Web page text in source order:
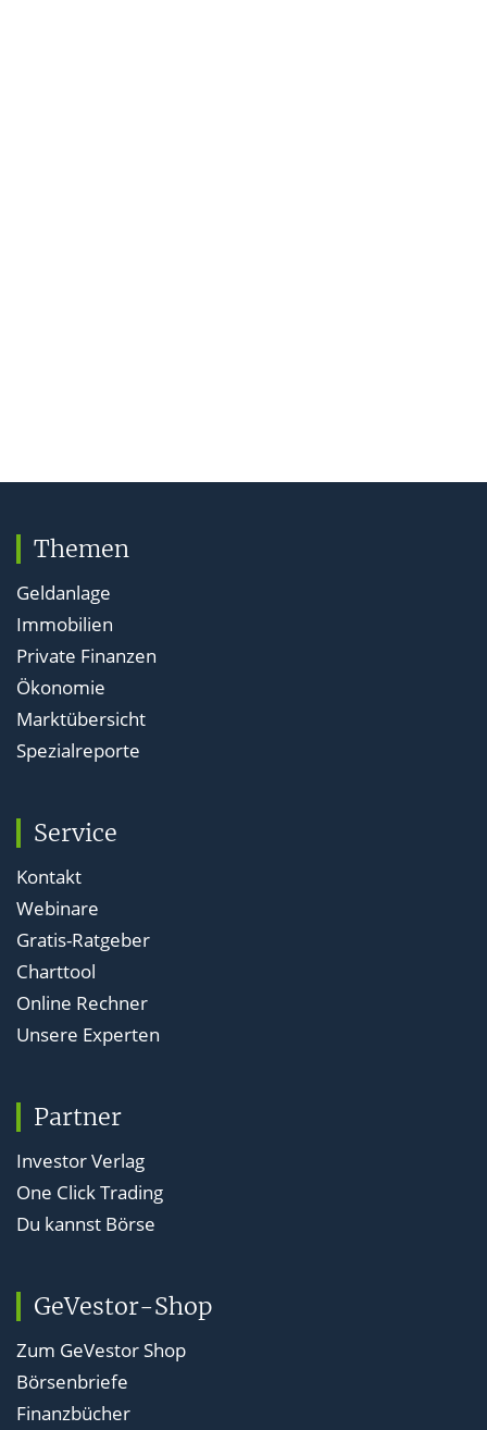
Themen
Geldanlage
Immobilien
Private Finanzen
Ökonomie
Marktübersicht
Spezialreporte
Service
Kontakt
Webinare
Gratis-Ratgeber
Charttool
Online Rechner
Unsere Experten
Partner
Investor Verlag
One Click Trading
Du kannst Börse
GeVestor-Shop
Zum GeVestor Shop
Börsenbriefe
Finanzbücher